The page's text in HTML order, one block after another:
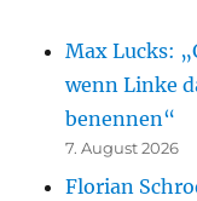
Max Lucks:
wenn Linke
benennen“
7. August 2026
Florian